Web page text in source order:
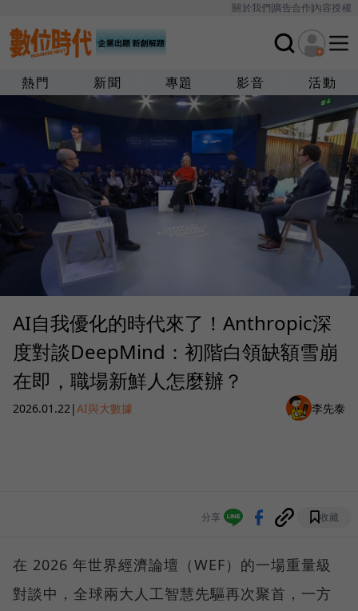
關於我們廣告合作內容授權
熱門 新聞 專題 影音 活動
AI自我優化的時代來了！Anthropic深
度對談DeepMind：初階白領缺額雪崩
在即，職場新鮮人怎麼辦？
2026.01.22 |AI與大數據 李先泰
分享 收藏
在 2026 年世界經濟論壇（WEF）的一場重量級
對談中，全球兩大人工智慧先驅再次聚首，一方